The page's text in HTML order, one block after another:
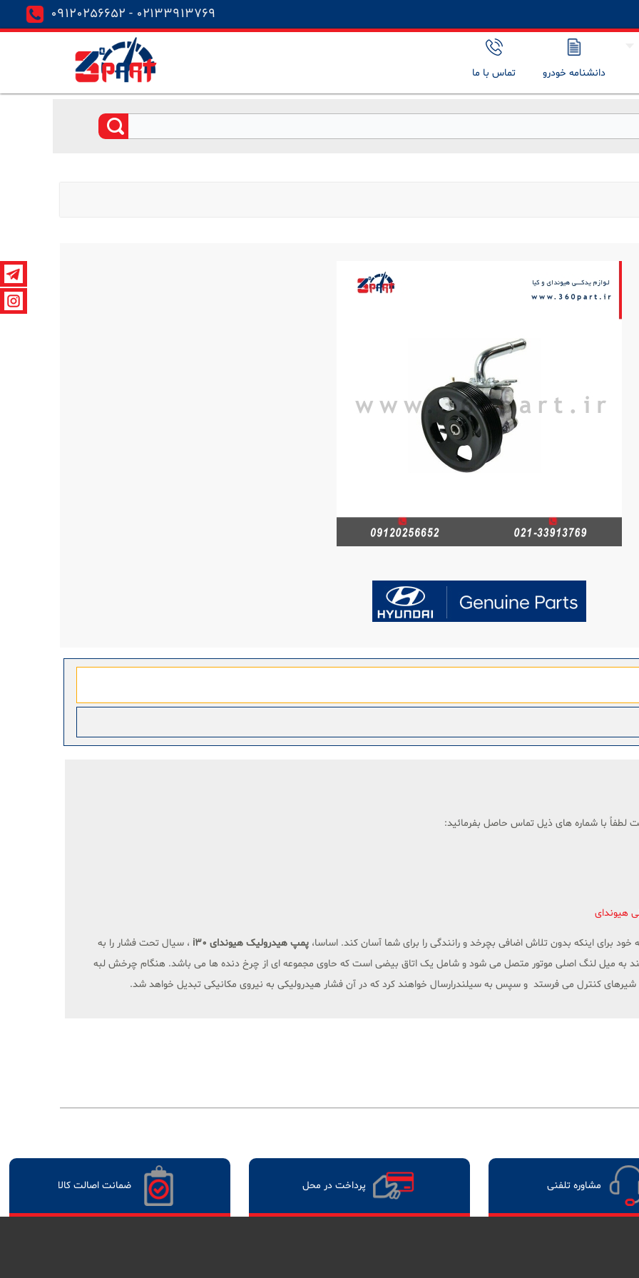
02133913769 - 09120256652
دانشنامه خودرو تماس با ما
لطفاً با شماره های ذیل تماس حاصل بفرمائید:
هیوندای
برای اینکه بدون تلاش اضافی بچرخد و رانندگی را برای شما آسان کند. اساسا،پمپ هیدرولیک هیوندای i30
، سیال تحت فشار را به
به میل لنگ اصلی موتور متصل می شود و شامل یک اتاق بیضی است که حاوی مجموعه ای از چرخ دنده ها می باشد. هنگام چرخش لبه
به شیرهای کنترل می فرستد و سپس به سیلندرارسال خواهند کرد که در آن فشار هیدرولیکی به نیروی مکانیکی تبدیل خواهد شد.
مشاوره تلفنی پرداخت در محل ضمانت اصالت کالا